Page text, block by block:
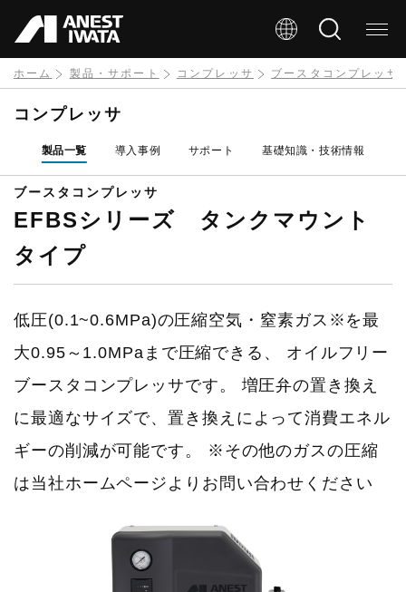
イ
ン
ン
ツ
ホーム 製品・サポート コンプレッサ ブースタコンプレッサ
ブースタコンプレッサ
EFBSシリーズ タンクマウント
タイプ
低圧(0.1~0.6MPa)の圧縮空気・窒素ガス※を最
大0.95～1.0MPaまで圧縮できる、 オイルフリー
ブースタコンプレッサです。 増圧弁の置き換え
に最適なサイズで、置き換えによって消費エネル
ギーの削減が可能です。 ※その他のガスの圧縮
は当社ホームページよりお問い合わせください
コンプレッサ
製品一覧 導入事例 サポート 基礎知識・技術情報